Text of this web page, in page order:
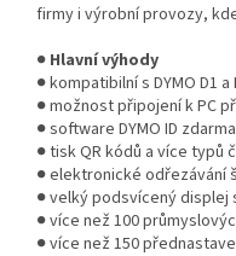
firmy i výrobní provozy,
● Hlavní výhody
● kompatibilní s DYMO D1
● možnost připojení k PC
● software DYMO ID
● tisk QR kódů a více typů
● elektronické odřezávání
● velký podsvícený displej
● více než 100
● více než 150